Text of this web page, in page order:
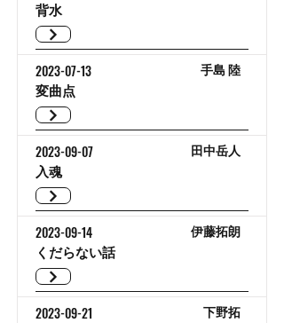
背水
変曲点
2023-07-13 手島 陸
入魂
2023-09-07 田中岳人
くだらない話
2023-09-14 伊藤拓朗
2023-09-21 下野拓